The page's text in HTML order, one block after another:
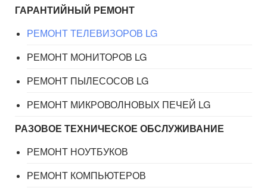
ГАРАНТИЙНЫЙ РЕМОНТ
РЕМОНТ ТЕЛЕВИЗОРОВ LG
РЕМОНТ МОНИТОРОВ LG
РЕМОНТ ПЫЛЕСОСОВ LG
РЕМОНТ МИКРОВОЛНОВЫХ ПЕЧЕЙ LG
РАЗОВОЕ ТЕХНИЧЕСКОЕ ОБСЛУЖИВАНИЕ
РЕМОНТ НОУТБУКОВ
РЕМОНТ КОМПЬЮТЕРОВ